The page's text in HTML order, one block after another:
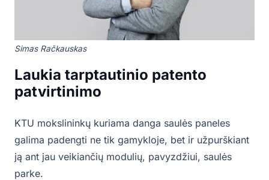
Simas Račkauskas
Laukia tarptautinio patento
patvirtinimo
KTU mokslininkų kuriama danga saulės paneles
galima padengti ne tik gamykloje, bet ir užpurškiant
ją ant jau veikiančių modulių, pavyzdžiui, saulės
parke.